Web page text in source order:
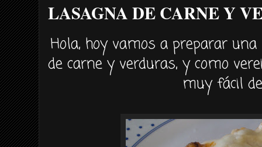
LASAGNA DE CARNE Y
Hola, hoy vamos a preparar
de carne y verduras, y como
muy fácil